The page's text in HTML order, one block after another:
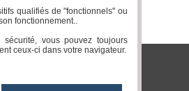
qualifiés de "fonctionnels" ou
fonctionnement..
vous pouvez toujours
ceux-ci dans votre navigateur.